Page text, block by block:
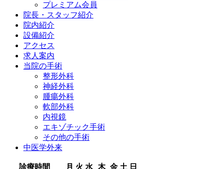
プレミアム会員
院長・ スタッフ紹介
院内紹介
設備紹介
アクセス
求人案内
当院の手術
整形外科
神経外科
腫瘍外科
軟部外科
内視鏡
エキゾチック手術
その他の手術
中医学外来
診療時間 月 火 水 木 金 土 日